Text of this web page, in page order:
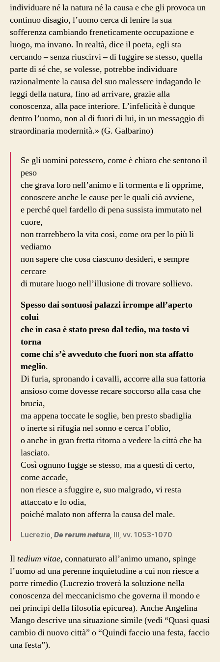
individuare né la natura né la causa e che gli provoca un
continuo disagio, l’uomo cerca di lenire la sua
sofferenza cambiando freneticamente occupazione e
luogo, ma invano. In realtà, dice il poeta, egli sta
cercando – senza riuscirvi – di fuggire se stesso, quella
parte di sé che, se volesse, potrebbe individuare
razionalmente la causa del suo malessere indagando le
leggi della natura, fino ad arrivare, grazie alla
conoscenza, alla pace interiore. L’infelicità è dunque
dentro l’uomo, non al di fuori di lui, in un messaggio di
straordinaria modernità.» (G. Galbarino)
Se gli uomini potessero, come è chiaro che sentono il
peso
che grava loro nell’animo e li tormenta e li opprime,
conoscere anche le cause per le quali ciò avviene,
e perché quel fardello di pena sussista immutato nel
cuore,
non trarrebbero la vita così, come ora per lo più li
vediamo
non sapere che cosa ciascuno desideri, e sempre
cercare
di mutare luogo nell’illusione di trovare sollievo.
Spesso dai sontuosi palazzi irrompe all’aperto
colui
che in casa è stato preso dal tedio, ma tosto vi
torna
come chi s’è avveduto che fuori non sta affatto
meglio.
Di furia, spronando i cavalli, accorre alla sua fattoria
ansioso come dovesse recare soccorso alla casa che
brucia,
ma appena toccate le soglie, ben presto sbadiglia
o inerte si rifugia nel sonno e cerca l’oblio,
o anche in gran fretta ritorna a vedere la città che ha
lasciato.
Così ognuno fugge se stesso, ma a questi di certo,
come accade,
non riesce a sfuggire e, suo malgrado, vi resta
attaccato e lo odia,
poiché malato non afferra la causa del male.
Lucrezio, De rerum natura, III, vv. 1053-1070
Iltedium vitae, connaturato all’animo umano, spinge
l’uomo ad una perenne inquietudine a cui non riesce a
porre rimedio (Lucrezio troverà la soluzione nella
conoscenza del meccanicismo che governa il mondo e
nei principi della filosofia epicurea). Anche Angelina
Mango descrive una situazione simile (vedi “Quasi quasi
cambio di nuovo città” o “Quindi faccio una festa, faccio
una festa”).